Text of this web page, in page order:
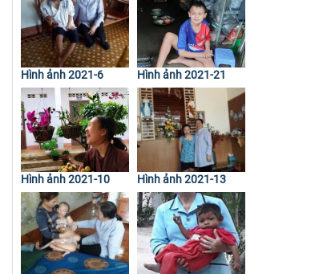
Hình ảnh 2021-6 Hình ảnh 2021-21
Hình ảnh 2021-10 Hình ảnh 2021-13